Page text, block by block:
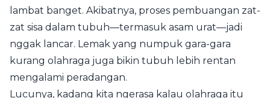
lambat banget. Akibatnya, proses pembuangan zat-
zat sisa dalam tubuh—termasuk asam urat—jadi
nggak lancar. Lemak yang numpuk gara-gara
kurang olahraga juga bikin tubuh lebih rentan
mengalami peradangan.
Lucunya, kadang kita ngerasa kalau olahraga itu